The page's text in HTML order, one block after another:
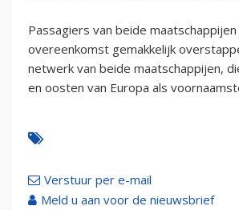
Passagiers van beide
overeenkomst gemakkelijk
netwerk van beide maatschappijen,
en oosten van Europa als
Verstuur per e-mail
Meld u aan voor de nieuwsbrief